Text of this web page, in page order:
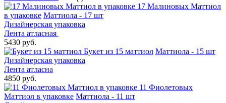
17 Малиновых Маттиол
в упаковке Маттиола - 17 шт
Дизайнерская упаковка
Лента атласная
5430 руб.
Букет из 15 маттиол Маттиола - 15 шт
Дизайнерская упаковка
Лента атласна
4850 руб.
11 Фиолетовых
Маттиол в упаковке Маттиола - 11 шт